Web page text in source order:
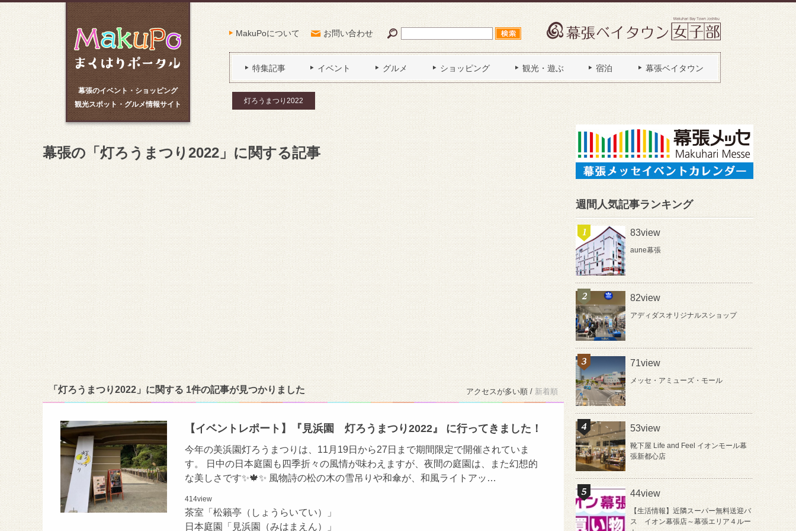
幕張のイベント・ショッピング
観光スポット・グルメ情報サイト
MakuPoについて お問い合わせ
特集記事 イベント グルメ ショッピング 観光・遊ぶ 宿泊 幕張ベイタウン
灯ろうまつり2022
幕張の「灯ろうまつり2022」に関する記事
「灯ろうまつり2022」に関する 1件の記事が見つかりました アクセスが多い順 / 新着順
【イベントレポート】『見浜園 灯ろうまつり2022』 に行ってきました！
今年の美浜園灯ろうまつりは、11月19日から27日まで期間限定で開催されていま
す。 日中の日本庭園も四季折々の風情が味わえますが、夜間の庭園は、また幻想的
な美しさです✨🍁✨ 風物詩の松の木の雪吊りや和傘が、和風ライトアッ…
414view
茶室「松籟亭（しょうらいてい）」
日本庭園「見浜園（みはまえん）」
週間人気記事ランキング
83view
aune幕張
82view
アディダスオリジナルスショップ
71view
メッセ・アミューズ・モール
53view
靴下屋 Life and Feel イオンモール幕
張新都心店
44view
【生活情報】近隣スーパー無料送迎バ
ス イオン幕張店～幕張エリア４ルー